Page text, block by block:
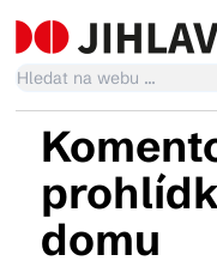
Kalendář akcí
Tradiční akce
domu